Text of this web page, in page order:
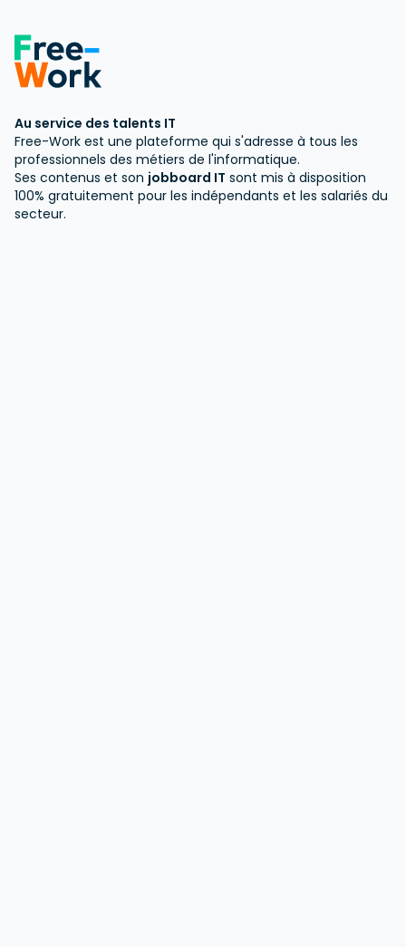
Au service des talents IT
Free-Work est une plateforme qui s'adresse à tous les
professionnels des métiers de l'informatique.
Ses contenus et son jobboard IT sont mis à disposition
100% gratuitement pour les indépendants et les salariés du
secteur.